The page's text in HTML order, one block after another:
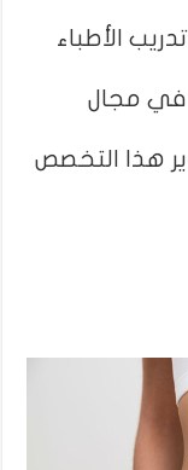
الأطباء
في مجال
هذا التخصص